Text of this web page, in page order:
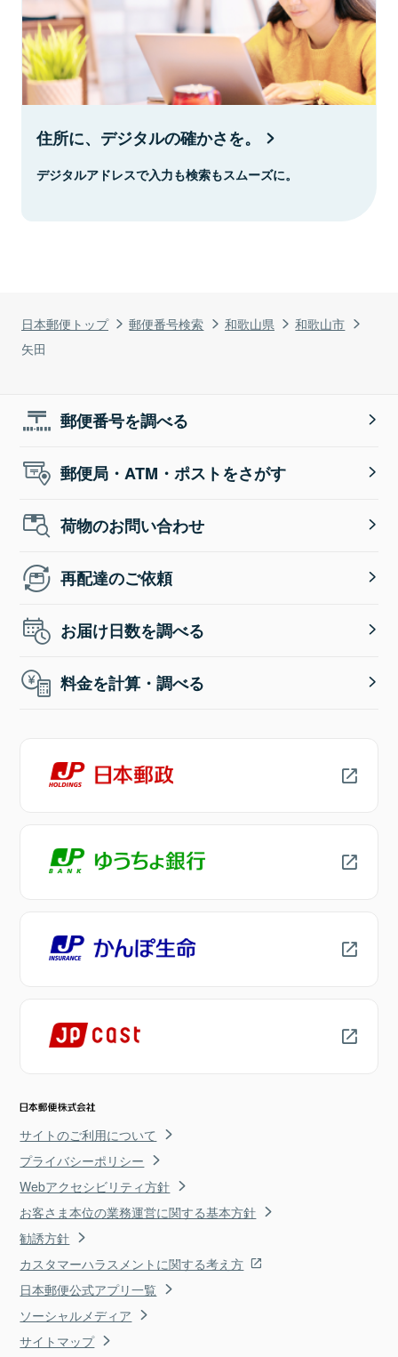
日本郵便トップ 郵便番号検索 和歌山県
和歌山市
矢田
住所に、デジタルの確かさを。
デジタルアドレスで入力も検索もスムーズに。
郵便番号を調べる
郵便局・ATM・ポストをさがす
荷物のお問い合わせ
再配達のご依頼
お届け日数を調べる
料金を計算・調べる
サイトのご利用について
プライバシーポリシー
Webアクセシビリティ方針
お客さま本位の業務運営に関する基本方針
勧誘方針
カスタマーハラスメントに関する考え方
日本郵便公式アプリ一覧
ソーシャルメディア
サイトマップ